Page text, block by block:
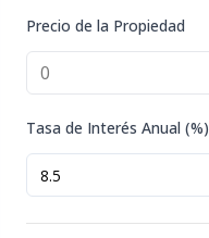
Precio de la Propiedad
Tasa de Interés Anual (%)